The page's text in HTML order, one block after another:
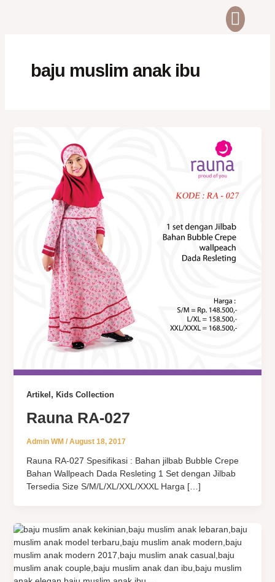
baju muslim anak ibu
Artikel , Kids Collection
Rauna RA-027
Admin WM / August 18, 2017
Rauna RA-027 Spesifikasi : Bahan jilbab Bubble Crepe
Bahan Wallpeach Dada Resleting 1 Set dengan Jilbab
Tersedia Size S/M/L/XL/XXL/XXXL Harga […]